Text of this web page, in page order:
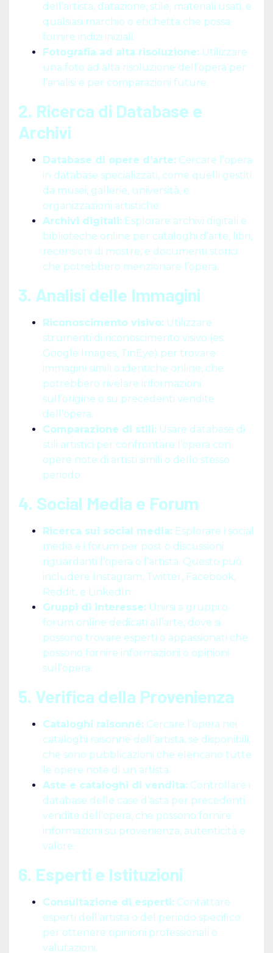
dell’artista, datazione, stile, materiali usati, e
qualsiasi marchio o etichetta che possa
fornire indizi iniziali.
Fotografia ad alta risoluzione: Utilizzare
una foto ad alta risoluzione dell’opera per
l’analisi e per comparazioni future.
2. Ricerca di Database e
Archivi
Database di opere d’arte: Cercare l’opera
in database specializzati, come quelli gestiti
da musei, gallerie, università, e
organizzazioni artistiche.
Archivi digitali: Esplorare archivi digitali e
biblioteche online per cataloghi d’arte, libri,
recensioni di mostre, e documenti storici
che potrebbero menzionare l’opera.
3. Analisi delle Immagini
Riconoscimento visivo: Utilizzare
strumenti di riconoscimento visivo (es.
Google Images, TinEye) per trovare
immagini simili o identiche online, che
potrebbero rivelare informazioni
sull’origine o su precedenti vendite
dell’opera.
Comparazione di stili: Usare database di
stili artistici per confrontare l’opera con
opere note di artisti simili o dello stesso
periodo.
4. Social Media e Forum
Ricerca sui social media: Esplorare i social
media e i forum per post o discussioni
riguardanti l’opera o l’artista. Questo può
includere Instagram, Twitter, Facebook,
Reddit, e LinkedIn.
Gruppi di interesse: Unirsi a gruppi o
forum online dedicati all’arte, dove si
possono trovare esperti o appassionati che
possono fornire informazioni o opinioni
sull’opera.
5. Verifica della Provenienza
Cataloghi raisonné: Cercare l’opera nei
cataloghi raisonné dell’artista, se disponibili,
che sono pubblicazioni che elencano tutte
le opere note di un artista.
Aste e cataloghi di vendita: Controllare i
database delle case d’asta per precedenti
vendite dell’opera, che possono fornire
informazioni su provenienza, autenticità e
valore.
6. Esperti e Istituzioni
Consultazione di esperti: Contattare
esperti dell’artista o del periodo specifico
per ottenere opinioni professionali o
valutazioni.